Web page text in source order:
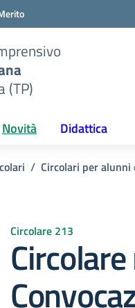
(TP)
Novità Didattica
Circolari per alunni
Circolare 213